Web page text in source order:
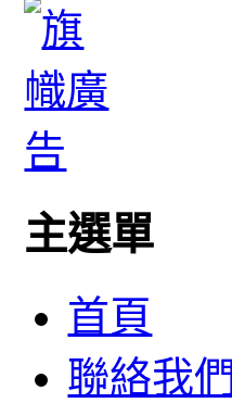
主選單
首頁
聯絡我們